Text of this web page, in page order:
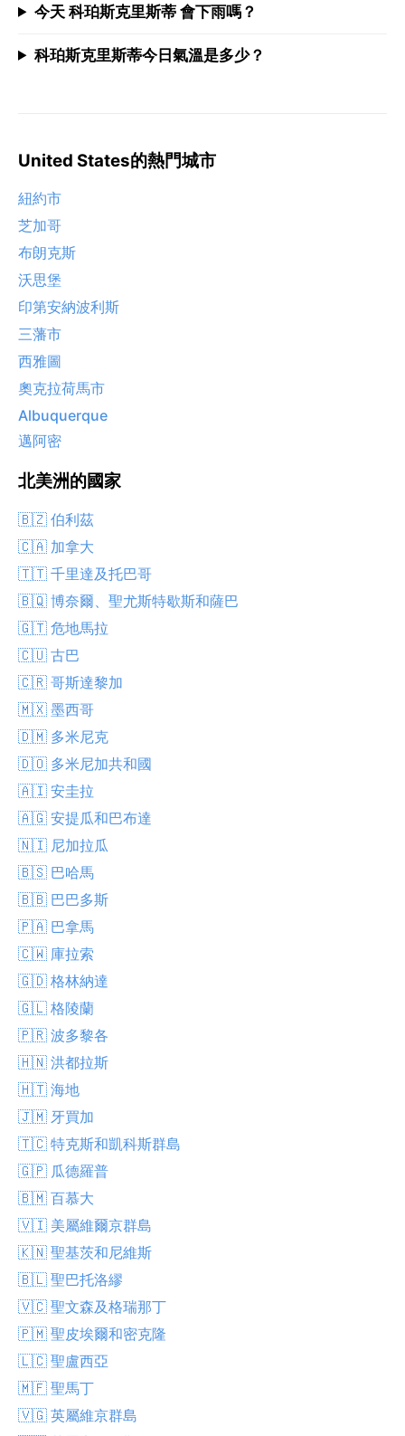
今天 科珀斯克里斯蒂 會下雨嗎？
科珀斯克里斯蒂今日氣溫是多少？
United States的熱門城市
紐約市
芝加哥
布朗克斯
沃思堡
印第安納波利斯
三藩市
西雅圖
奧克拉荷馬市
Albuquerque
邁阿密
北美洲的國家
🇧🇿 伯利茲
🇨🇦 加拿大
🇹🇹 千里達及托巴哥
🇧🇶 博奈爾、聖尤斯特歇斯和薩巴
🇬🇹 危地馬拉
🇨🇺 古巴
🇨🇷 哥斯達黎加
🇲🇽 墨西哥
🇩🇲 多米尼克
🇩🇴 多米尼加共和國
🇦🇮 安圭拉
🇦🇬 安提瓜和巴布達
🇳🇮 尼加拉瓜
🇧🇸 巴哈馬
🇧🇧 巴巴多斯
🇵🇦 巴拿馬
🇨🇼 庫拉索
🇬🇩 格林納達
🇬🇱 格陵蘭
🇵🇷 波多黎各
🇭🇳 洪都拉斯
🇭🇹 海地
🇯🇲 牙買加
🇹🇨 特克斯和凱科斯群島
🇬🇵 瓜德羅普
🇧🇲 百慕大
🇻🇮 美屬維爾京群島
🇰🇳 聖基茨和尼維斯
🇧🇱 聖巴托洛繆
🇻🇨 聖文森及格瑞那丁
🇵🇲 聖皮埃爾和密克隆
🇱🇨 聖盧西亞
🇲🇫 聖馬丁
🇻🇬 英屬維京群島